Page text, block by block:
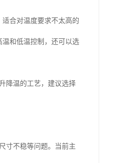
合对温度要求不太高的
和低温控制，还可以选
降温的工艺，建议选择
寸不稳等问题。当前主